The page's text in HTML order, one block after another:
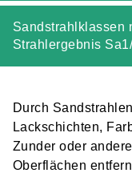
Sandstrahlklassen
Strahlergebnis
Durch
Lackschichten,
Zunder oder
Oberflächen